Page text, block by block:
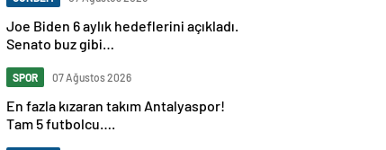
Joe Biden 6 aylık hedeflerini açıkladı.
Senato buz gibi…
SPOR 07 Ağustos 2026
En fazla kızaran takım Antalyaspor!
Tam 5 futbolcu….